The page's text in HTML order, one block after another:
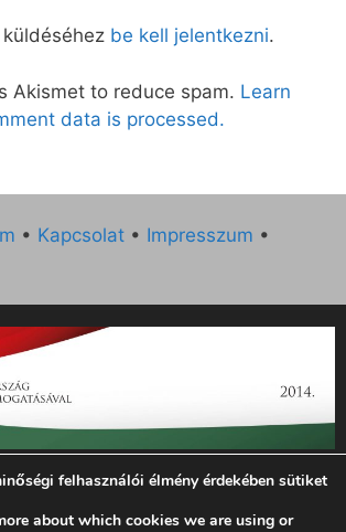
be kell jelentkezni.
Akismet to reduce spam. Learn
data is processed.
• Kapcsolat • Impresszum •
hetilap 2014. évi működésének
EGYH-KCP-14-P-0121 sz. támogatási
3 000 000 Ft összegben támogatta az
felhasználói élmény érdekében sütiket
about which cookies we are using or